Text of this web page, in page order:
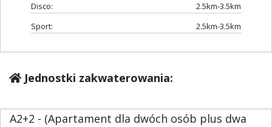
Disco:
2.5km-3.5km
Sport:
2.5km-3.5km
Jednostki zakwaterowania:
A2+2 - (Apartament dla dwóch osób plus dwa